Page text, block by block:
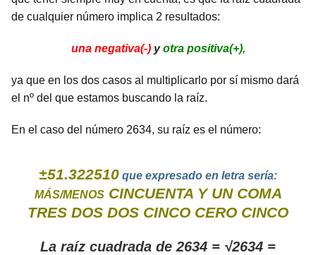
de cualquier número implica 2 resultados:
una negativa(-)yotra positiva(+),
ya que en los dos casos al multiplicarlo por sí mismo dará
el nº del que estamos buscando la raíz.
En el caso del número 2634, su raíz es el número:
±51.322510 que expresado en letra sería:
MÁS/MENOS CINCUENTA Y UN COMA
TRES DOS DOS CINCO CERO CINCO
La raíz cuadrada de 2634 = √2634 =